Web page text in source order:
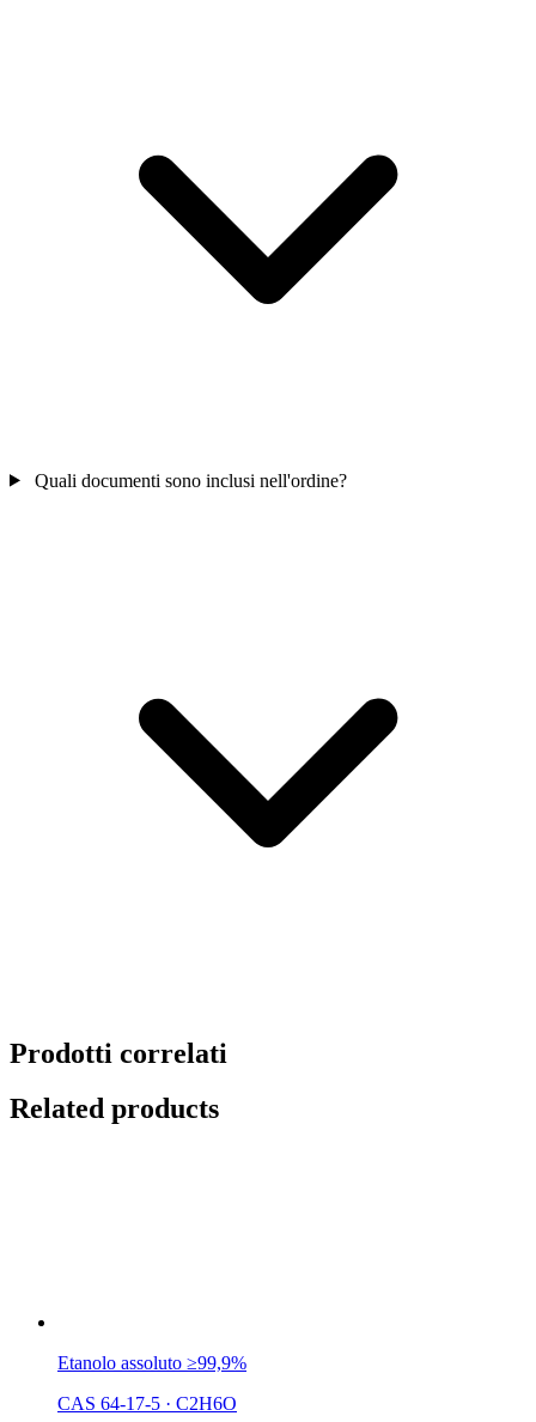
Quali documenti sono inclusi nell'ordine?
Prodotti correlati
Related products
Etanolo assoluto ≥99,9%
CAS 64-17-5 · C2H6O